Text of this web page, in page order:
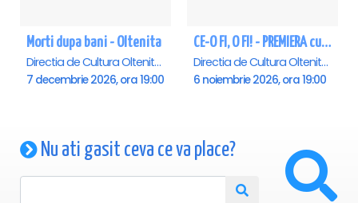
Morti dupa bani - Oltenita
Directia de Cultura Oltenita, Oltenita
7 decembrie 2026, ora 19:00
CE-O FI, O FI! - PREMIERA cu Doru Octavian Dumitru - Oltenita
Directia de Cultura Oltenita, Oltenita
6 noiembrie 2026, ora 19:00
Nu ati gasit ceva ce va place?